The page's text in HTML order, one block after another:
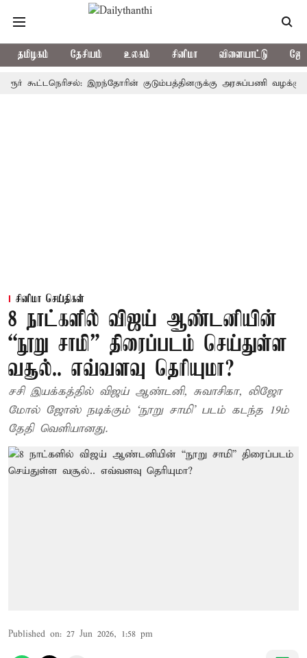
தமிழகம் தேசியம் உலகம் சினிமா விளையாட்டு
இறந்தோரின் குடும்பத்தினருக்கு அரசுப்பணி வழக்கு; வரும்
சினிமா செய்திகள்
8 நாட்களில் விஜய் ஆண்டனியின்
“நூறு சாமி” திரைப்படம் செய்துள்ள
வசூல்.. எவ்வளவு தெரியுமா?
சசி இயக்கத்தில் விஜய் ஆண்டனி, சுவாசிகா, லிஜோ
மோல் ஜோஸ் நடிக்கும் ‘நூறு சாமி’ படம் கடந்த 19ம்
தேதி வெளியானது.
Published on: 27 Jun 2026, 1:58 pm